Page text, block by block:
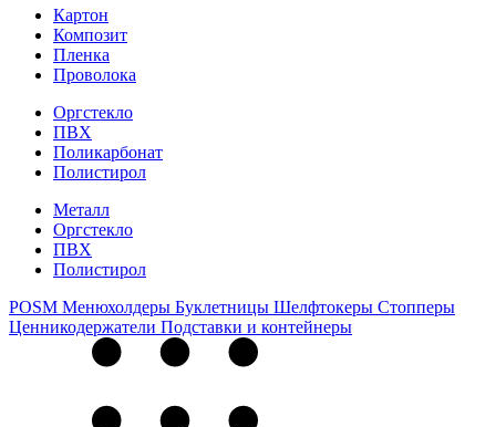
Картон
Композит
Пленка
Проволока
Оргстекло
ПВХ
Поликарбонат
Полистирол
Металл
Оргстекло
ПВХ
Полистирол
POSM Менюхолдеры Буклетницы Шелфтокеры Стопперы
Ценникодер­жа­те­ли Подставки и контейнеры